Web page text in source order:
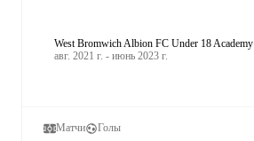
West Bromwich Albion FC Under 18 Academy
авг. 2021 г. - июнь 2023 г.
Матчи Голы